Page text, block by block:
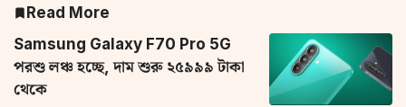
Read More
Samsung Galaxy F70 Pro 5G
পরশু লঞ্চ হচ্ছে, দাম শুরু ২৫৯৯৯ টাকা
থেকে